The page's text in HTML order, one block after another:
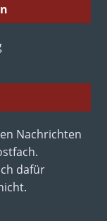
Nachrichten
dafür